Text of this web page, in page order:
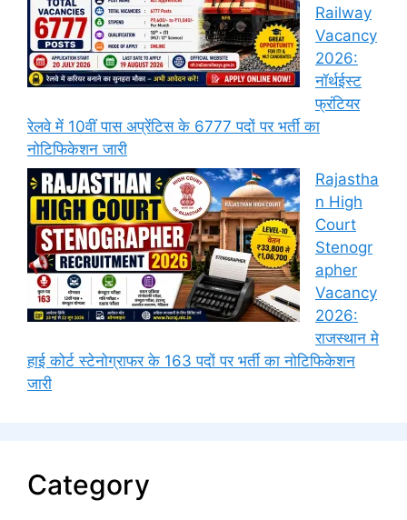
Railway
Vacancy
2026:
नॉर्थईस्ट
फ्रंटियर
रेलवे में 10वीं पास अप्रेंटिस के 6777 पदों पर भर्ती का
नोटिफिकेशन जारी
Rajastha
n High
Court
Stenogr
apher
Vacancy
2026:
राजस्थान मे
हाई कोर्ट स्टेनोग्राफर के 163 पदों पर भर्ती का नोटिफिकेशन
जारी
Category